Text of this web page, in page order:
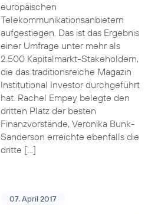
europäischen
Telekommunikationsanbietern
aufgestiegen. Das ist das Ergebnis
einer Umfrage unter mehr als
2.500 Kapitalmarkt-Stakeholdern,
die das traditionsreiche Magazin
Institutional Investor durchgeführt
hat. Rachel Empey belegte den
dritten Platz der besten
Finanzvorstände, Veronika Bunk-
Sanderson erreichte ebenfalls die
dritte […]
07. April 2017